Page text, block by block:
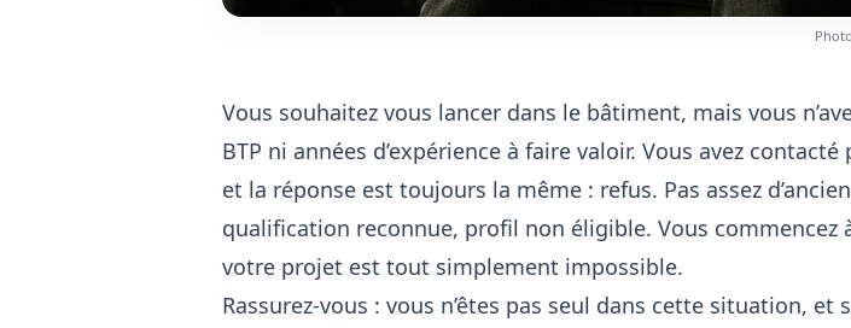
Vous souhaitez vous lancer dans le bâtiment, mais vous
BTP ni années d’expérience à faire valoir. Vous avez
et la réponse est toujours la même : refus. Pas assez
qualification reconnue, profil non éligible. Vous commencez
votre projet est tout simplement impossible.
Rassurez-vous : vous n’êtes pas seul dans cette situation,